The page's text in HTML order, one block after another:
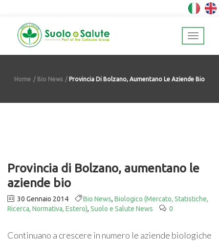
Home Bio News Provincia Di Bolzano, Aumentano Le Aziende Bio
Provincia di Bolzano, aumentano le
aziende bio
30 Gennaio 2014 Bio News, Biologico (Mercato, Statistiche,
Ricerca, Normativa, Estero), Suolo e Salute News 0
Continuano a crescere in numero le aziende biologiche